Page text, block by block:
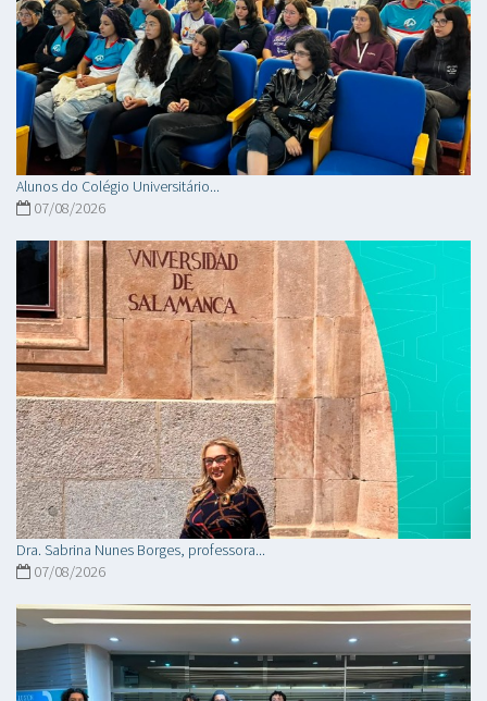
Alunos do Colégio Universitário...
07/08/2026
Dra. Sabrina Nunes Borges, professora...
07/08/2026